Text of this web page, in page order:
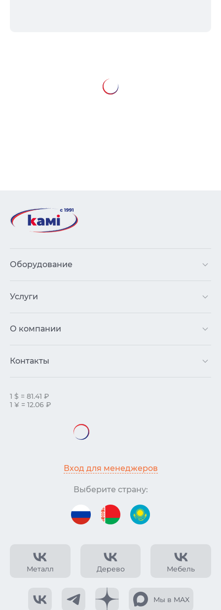
Металл Дерево Мебель
Мы в MAX
Оборудование
Услуги
О компании
Контакты
1 $ = 81.41 ₽
1 ¥ = 12.06 ₽
Вход для менеджеров
Выберите страну: